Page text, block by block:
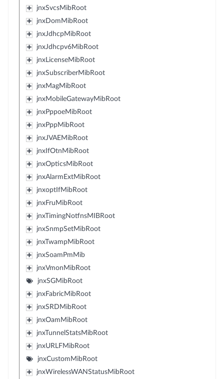
jnxSvcsMibRoot
jnxDomMibRoot
jnxJdhcpMibRoot
jnxJdhcpv6MibRoot
jnxLicenseMibRoot
jnxSubscriberMibRoot
jnxMagMibRoot
jnxMobileGatewayMibRoot
jnxPppoeMibRoot
jnxPppMibRoot
jnxJVAEMibRoot
jnxIfOtnMibRoot
jnxOpticsMibRoot
jnxAlarmExtMibRoot
jnxoptIfMibRoot
jnxFruMibRoot
jnxTimingNotfnsMIBRoot
jnxSnmpSetMibRoot
jnxTwampMibRoot
jnxSoamPmMib
jnxVmonMibRoot
jnxSGMibRoot
jnxFabricMibRoot
jnxSRDMibRoot
jnxOamMibRoot
jnxTunnelStatsMibRoot
jnxURLFMibRoot
jnxCustomMibRoot
jnxWirelessWANStatusMibRoot